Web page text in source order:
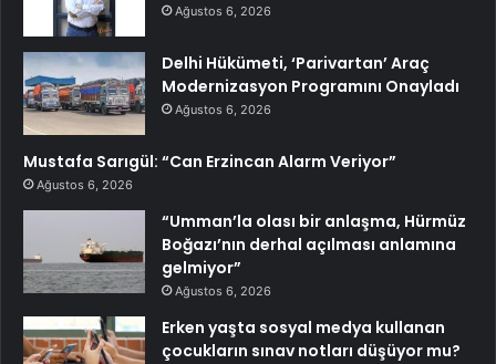
Ağustos 6, 2026
Delhi Hükümeti, ‘Parivartan’ Araç
Modernizasyon Programını Onayladı
Ağustos 6, 2026
Mustafa Sarıgül: “Can Erzincan Alarm Veriyor”
Ağustos 6, 2026
“Umman’la olası bir anlaşma, Hürmüz
Boğazı’nın derhal açılması anlamına
gelmiyor”
Ağustos 6, 2026
Erken yaşta sosyal medya kullanan
çocukların sınav notları düşüyor mu?